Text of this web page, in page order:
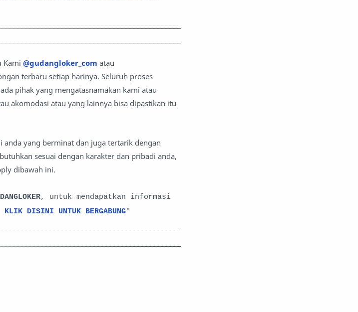
Kami @gudangloker_com atau
terbaru setiap harinya. Seluruh proses
pihak yang mengatasnamakan kami atau
akomodasi atau yang lainnya bisa dipastikan itu
anda yang berminat dan juga tertarik dengan
sesuai dengan karakter dan pribadi anda,
dibawah ini.
, untuk mendapatkan informasi
KLIK DISINI UNTUK BERGABUNG"